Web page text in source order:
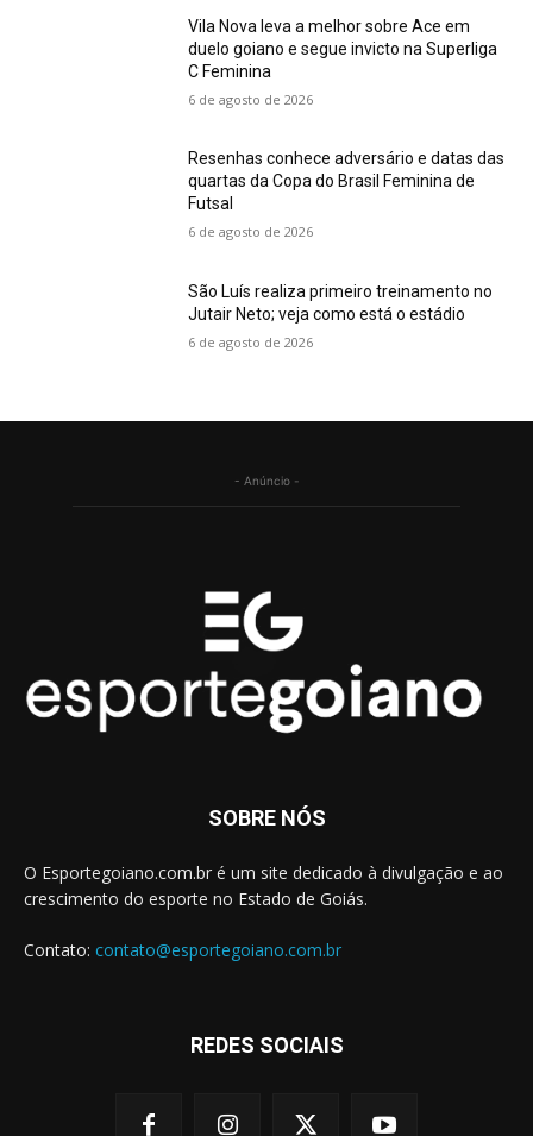
Vila Nova leva a melhor sobre Ace em
duelo goiano e segue invicto na Superliga
C Feminina
6 de agosto de 2026
Resenhas conhece adversário e datas das
quartas da Copa do Brasil Feminina de
Futsal
6 de agosto de 2026
São Luís realiza primeiro treinamento no
Jutair Neto; veja como está o estádio
6 de agosto de 2026
- Anúncio -
SOBRE NÓS
O Esportegoiano.com.br é um site dedicado à divulgação e ao
crescimento do esporte no Estado de Goiás.
Contato: contato@esportegoiano.com.br
REDES SOCIAIS